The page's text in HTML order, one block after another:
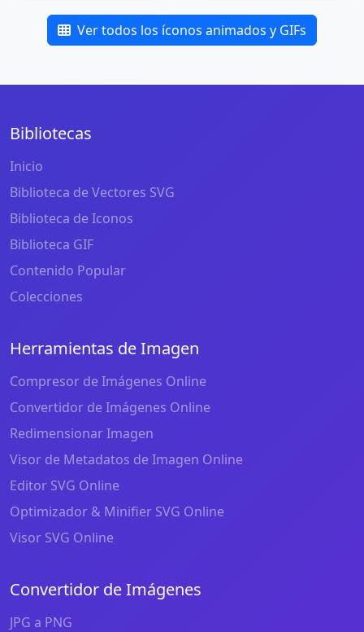
Ver todos los íconos animados y GIFs
Bibliotecas
Inicio
Biblioteca de Vectores SVG
Biblioteca de Iconos
Biblioteca GIF
Contenido Popular
Colecciones
Herramientas de Imagen
Compresor de Imágenes Online
Convertidor de Imágenes Online
Redimensionar Imagen
Visor de Metadatos de Imagen Online
Editor SVG Online
Optimizador & Minifier SVG Online
Visor SVG Online
Convertidor de Imágenes
JPG a PNG